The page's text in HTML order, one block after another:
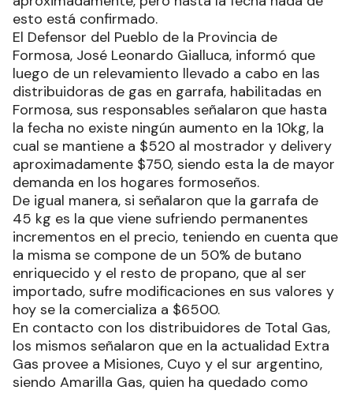
esto está confirmado.
El Defensor del Pueblo de la Provincia de
Formosa, José Leonardo Gialluca, informó que
luego de un relevamiento llevado a cabo en las
distribuidoras de gas en garrafa, habilitadas en
Formosa, sus responsables señalaron que hasta
la fecha no existe ningún aumento en la 10kg, la
cual se mantiene a $520 al mostrador y delivery
aproximadamente $750, siendo esta la de mayor
demanda en los hogares formoseños.
De igual manera, si señalaron que la garrafa de
45 kg es la que viene sufriendo permanentes
incrementos en el precio, teniendo en cuenta que
la misma se compone de un 50% de butano
enriquecido y el resto de propano, que al ser
importado, sufre modificaciones en sus valores y
hoy se la comercializa a $6500.
En contacto con los distribuidores de Total Gas,
los mismos señalaron que en la actualidad Extra
Gas provee a Misiones, Cuyo y el sur argentino,
siendo Amarilla Gas, quien ha quedado como